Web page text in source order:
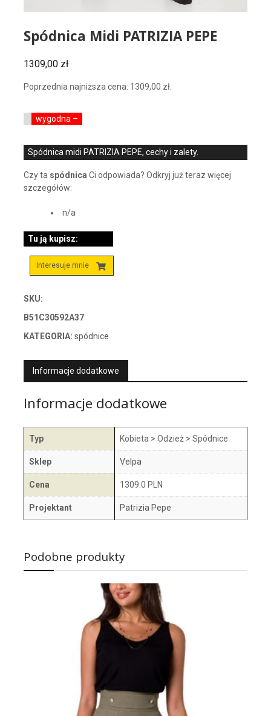
Spódnica Midi PATRIZIA PEPE
1309,00 zł
Poprzednia najniższa cena: 1309,00 zł.
wygodna –
Spódnica midi PATRIZIA PEPE, cechy i zalety.
Czy ta spódnica Ci odpowiada? Odkryj już teraz więcej
szczegółów:
n/a
Tu ją kupisz:
Interesuje mnie
SKU:
B51C30592A37
KATEGORIA: spódnice
Informacje dodatkowe
Informacje dodatkowe
Typ Kobieta > Odzież > Spódnice
Sklep Velpa
Cena 1309.0 PLN
Projektant Patrizia Pepe
Podobne produkty